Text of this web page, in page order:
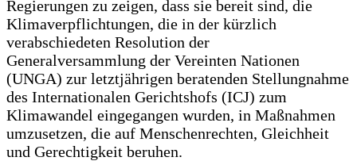
Regierungen zu zeigen, dass sie bereit sind, die
Klimaverpflichtungen, die in der kürzlich
verabschiedeten Resolution der
Generalversammlung der Vereinten Nationen
(UNGA) zur letztjährigen beratenden Stellungnahme
des Internationalen Gerichtshofs (ICJ) zum
Klimawandel eingegangen wurden, in Maßnahmen
umzusetzen, die auf Menschenrechten, Gleichheit
und Gerechtigkeit beruhen.